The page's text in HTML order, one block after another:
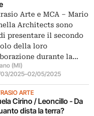
Arte e MCA – Mario
Architects sono
presentare il secondo
della loro
durante la…
(MI)
2025–02/05/2025
ARTE
Cirino / Leoncillo - Da
dista la terra?